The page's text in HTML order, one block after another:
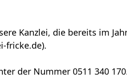
Kanzlei, die bereits im
fricke.de).
der Nummer 0511 340